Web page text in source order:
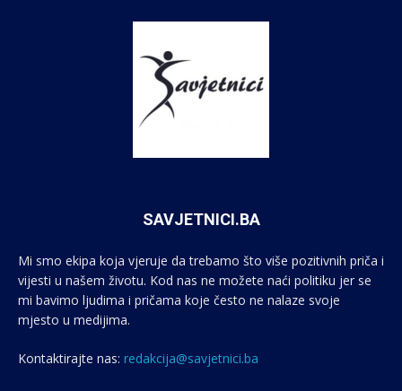
SAVJETNICI.BA
Mi smo ekipa koja vjeruje da trebamo što više pozitivnih priča i
vijesti u našem životu. Kod nas ne možete naći politiku jer se
mi bavimo ljudima i pričama koje često ne nalaze svoje
mjesto u medijima.
Kontaktirajte nas: redakcija@savjetnici.ba